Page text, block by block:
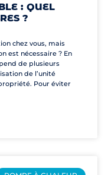
: QUEL
?
chez vous, mais
est nécessaire ? En
de plusieurs
de l’unité
Pour éviter